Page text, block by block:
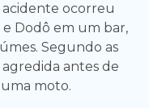
ocorreu
e Dodô em um bar,
Segundo as
antes de
moto.